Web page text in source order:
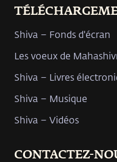
Shiva – Fonds d'écran
Les voeux de
Shiva – Livres
Shiva – Musique
Shiva – Vidéos
CONTACTEZ-